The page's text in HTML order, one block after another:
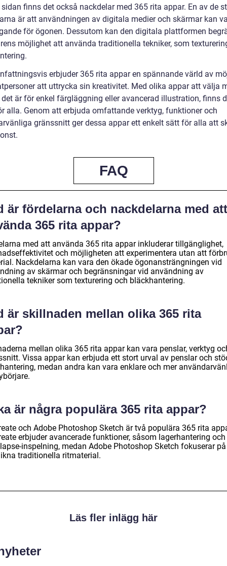
finns det också nackdelar med 365 rita appar. En av de
är att användningen av digitala medier och skärmar kan
för ögonen. Dessutom kan den digitala plattformen
möjlighet att använda traditionella tekniker, som
erbjuder 365 rita appar en spännande värld av
att uttrycka sin kreativitet. Med olika appar att välja
är för enkel färgläggning eller avancerad illustration, finns
alla. Genom att erbjuda omfattande verktyg, funktioner och
gränssnitt ger dessa appar ett enkelt sätt för alla att
FAQ
är fördelarna och nackdelarna med att
365 rita appar?
med att använda 365 rita appar inkluderar tillgänglighet,
och möjligheten att experimentera utan att
Nackdelarna kan vara den ökade ögonansträngningen vid
av skärmar och begränsningar vid användning av
tekniker som texturering och bläckhantering.
är skillnaden mellan olika 365 rita
mellan olika 365 rita appar kan vara penslar, verktyg
Vissa appar kan erbjuda ett stort urval av penslar och
medan andra kan vara enklare och mer
är några populära 365 rita appar?
och Adobe Photoshop Sketch är två populära 365 rita
erbjuder avancerade funktioner, såsom lagerhantering och
inspelning, medan Adobe Photoshop Sketch fokuserar
traditionella ritmaterial.
Läs fler inlägg här